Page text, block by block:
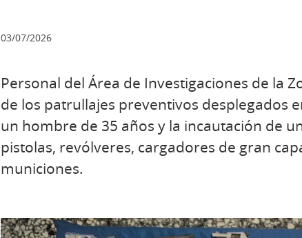
03/07/2026
Personal del Área de Investigaciones de la
de los patrullajes preventivos desplegados
un hombre de 35 años y la incautación de
pistolas, revólveres, cargadores de gran
municiones.